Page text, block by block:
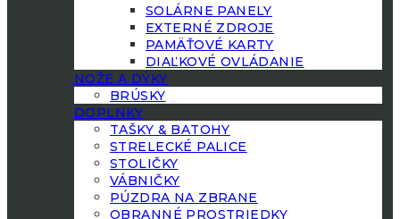
SOLÁRNE PANELY
EXTERNÉ ZDROJE
PAMÄŤOVÉ KARTY
DIAĽKOVÉ OVLÁDANIE
NOŽE A DÝKY
BRÚSKY
DOPLNKY
TAŠKY & BATOHY
STRELECKÉ PALICE
STOLIČKY
VÁBNIČKY
PÚZDRA NA ZBRANE
OBRANNÉ PROSTRIEDKY